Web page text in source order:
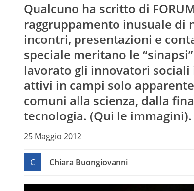
Qualcuno ha scritto di
raggruppamento inusuale di
incontri, presentazioni e
speciale meritano le
lavorato gli innovatori sociali
attivi in campi solo
comuni alla scienza, dalla
tecnologia. (Qui le immagini).
25 Maggio 2012
C Chiara Buongiovanni